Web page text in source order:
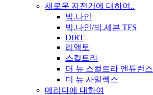
새로운 자전거에 대하여..
빅.나인
빅.나인/빅.세븐 TFS
DIRT
리액토
스컬트라
더 뉴 스컬트라 엔듀런스
더 뉴 사일렉스
메리다에 대하여